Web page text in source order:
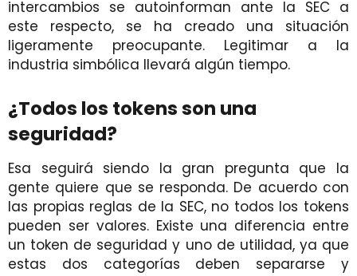
intercambios se autoinforman ante la SEC a
este respecto, se ha creado una situación
ligeramente preocupante. Legitimar a la
industria simbólica llevará algún tiempo.
¿Todos los tokens son una
seguridad?
Esa seguirá siendo la gran pregunta que la
gente quiere que se responda. De acuerdo con
las propias reglas de la SEC, no todos los tokens
pueden ser valores. Existe una diferencia entre
un token de seguridad y uno de utilidad, ya que
estas dos categorías deben separarse y